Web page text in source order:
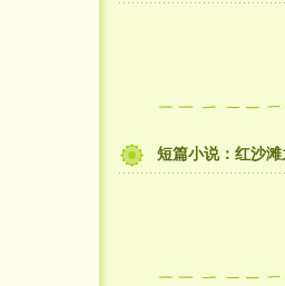
短篇小说：红沙滩